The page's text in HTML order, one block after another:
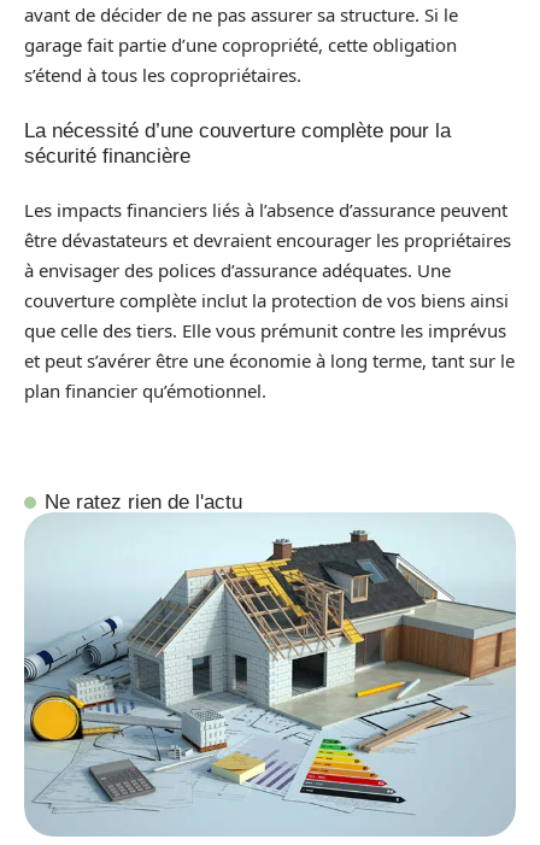
avant de décider de ne pas assurer sa structure. Si le
garage fait partie d’une copropriété, cette obligation
s’étend à tous les copropriétaires.
La nécessité d’une couverture complète pour la
sécurité financière
Les impacts financiers liés à l’absence d’assurance peuvent
être dévastateurs et devraient encourager les propriétaires
à envisager des polices d’assurance adéquates. Une
couverture complète inclut la protection de vos biens ainsi
que celle des tiers. Elle vous prémunit contre les imprévus
et peut s’avérer être une économie à long terme, tant sur le
plan financier qu’émotionnel.
Ne ratez rien de l'actu